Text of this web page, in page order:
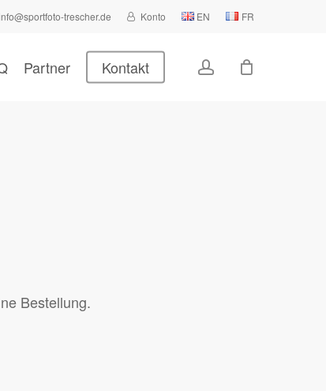
trescher.de Konto EN FR
Partner Kontakt account
Bestellung.